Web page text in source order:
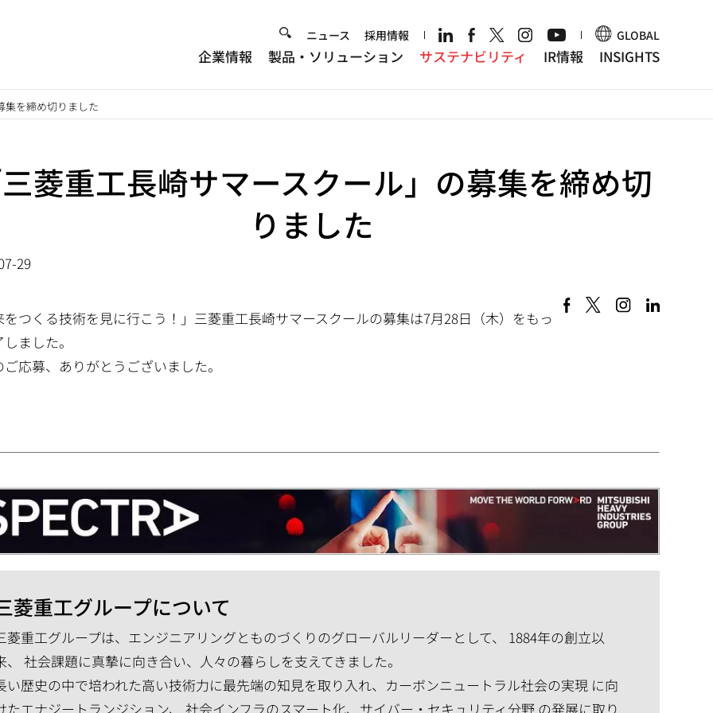
Header
ニュース 採用情報 GLOBAL
企業情報 製品・ソリューション サステナビリティ IR情報 INSIGHTS
集を締め切りました
菱重工長崎サマースクール」の募集を締め切
りました
29
をつくる技術を見に行こう！」三菱重工長崎サマースクールの募集は7月28日（木）をもっ
ました。
応募、ありがとうございました。
菱重工グループについて
菱重工グループは、エンジニアリングとものづくりのグローバルリーダーとして、 1884年の創立以
、 社会課題に真摯に向き合い、人々の暮らしを支えてきました。
い歴史の中で培われた高い技術力に最先端の知見を取り入れ、カーボンニュートラル社会の実現 に向
たエナジートランジション、 社会インフラのスマート化、サイバー・セキュリティ分野 の発展に取り